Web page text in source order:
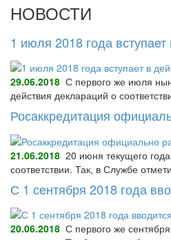
НОВОСТИ
1 июля 2018 года
29.06.2018 С первого же июля
действия деклараций о
Росаккредитация
21.06.2018 20 июня текущего
соответствии. Так, в Службе
С 1 сентября 2018 года
20.06.2018 С первого же